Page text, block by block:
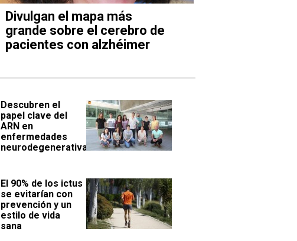
Divulgan el mapa más
grande sobre el cerebro de
pacientes con alzhéimer
Descubren el
papel clave del
ARN en
enfermedades
neurodegenerativas
El 90% de los ictus
se evitarían con
prevención y un
estilo de vida
sana